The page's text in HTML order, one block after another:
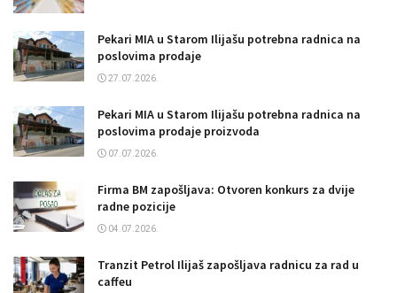
Pekari MIA u Starom Ilijašu potrebna radnica na
poslovima prodaje
27.07.2026.
Pekari MIA u Starom Ilijašu potrebna radnica na
poslovima prodaje proizvoda
07.07.2026.
Firma BM zapošljava: Otvoren konkurs za dvije
radne pozicije
04.07.2026.
Tranzit Petrol Ilijaš zapošljava radnicu za rad u
caffeu